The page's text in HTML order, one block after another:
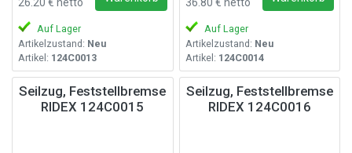
Auf Lager
Artikelzustand: Neu
Artikel: 124C0013
Auf Lager
Artikelzustand: Neu
Artikel: 124C0014
Seilzug, Feststellbremse
RIDEX 124C0015
Seilzug, Feststellbremse
RIDEX 124C0016